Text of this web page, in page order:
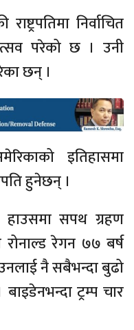
निर्वाचित
परेको छ । उनी
छन् ।
इतिहासमा
हुनेछन् ।
सपथ ग्रहण
रोनाल्ड रेगन ७७ बर्ष
नै सबैभन्दा बुढो
ट्रम्प चार